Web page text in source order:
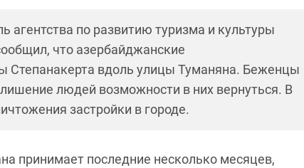
агентства по развитию туризма и культуры
что азербайджанские
Степанакерта вдоль улицы Туманяна. Беженцы
людей возможности в них вернуться. В
застройки в городе.
принимает последние несколько месяцев,